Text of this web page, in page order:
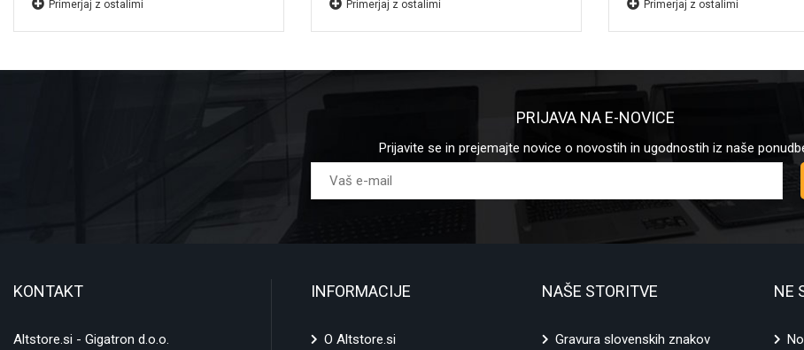
Primerjaj z ostalimi Primerjaj z ostalimi Primerjaj z ostalimi
PRIJAVA NA E-NOVICE
Prijavite se in prejemajte novice o novostih in ugodnostih iz naše
KONTAKT
Altstore.si - Gigatron d.o.o.
INFORMACIJE
O Altstore.si
NAŠE STORITVE
Gravura slovenskih znakov
NE